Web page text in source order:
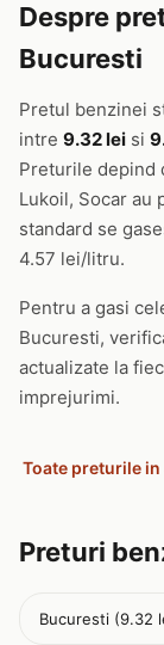
Despre
Bucuresti
Pretul benzinei
intre 9.32 lei si
Preturile depind
Lukoil, Socar au
standard se
4.57 lei/litru.
Pentru a gasi
Bucuresti,
actualizate la
imprejurimi.
Toate preturile
Preturi
Bucuresti (9.32